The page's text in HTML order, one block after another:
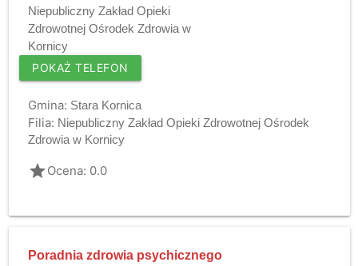
Niepubliczny Zakład Opieki
Zdrowotnej Ośrodek Zdrowia w
Kornicy
POKAŻ TELEFON
Gmina: Stara Kornica
Filia: Niepubliczny Zakład Opieki Zdrowotnej Ośrodek
Zdrowia w Kornicy
gradeOcena: 0.0
Poradnia zdrowia psychicznego